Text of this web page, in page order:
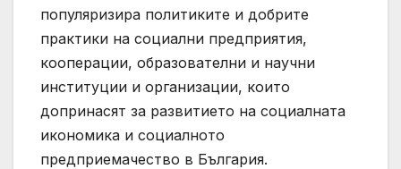
популяризира политиките и добрите
практики на социални предприятия,
кооперации, образователни и научни
институции и организации, които
допринасят за развитието на социалната
икономика и социалното
предприемачество в България.